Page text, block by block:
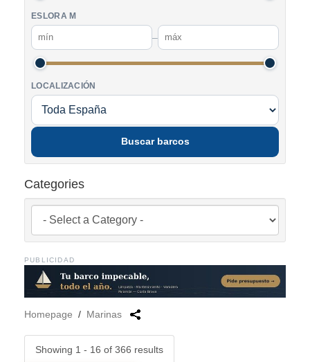
ESLORA M
–
LOCALIZACIÓN
Buscar barcos
Categories
PUBLICIDAD
Homepage / Marinas
Showing 1 - 16 of 366 results